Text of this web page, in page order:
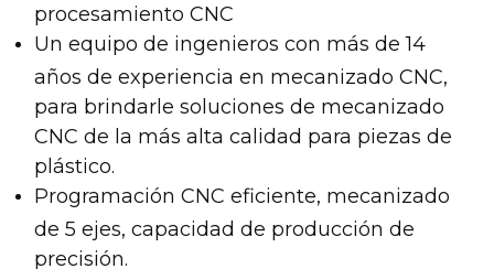
procesamiento CNC
Un equipo de ingenieros con más de 14
años de experiencia en mecanizado CNC,
para brindarle soluciones de mecanizado
CNC de la más alta calidad para piezas de
plástico.
Programación CNC eficiente, mecanizado
de 5 ejes, capacidad de producción de
precisión.